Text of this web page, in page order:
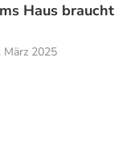
Haus braucht
März 2025